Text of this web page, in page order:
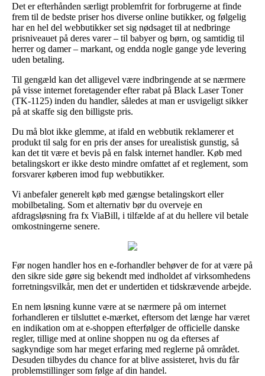
Det er efterhånden særligt problemfrit for forbrugerne at finde
frem til de bedste priser hos diverse online butikker, og følgelig
har en hel del webbutikker set sig nødsaget til at nedbringe
prisniveauet på deres varer – til babyer og børn, og samtidig til
herrer og damer – markant, og endda nogle gange yde levering
uden betaling.
Til gengæld kan det alligevel være indbringende at se nærmere
på visse internet foretagender efter rabat på Black Laser Toner
(TK-1125) inden du handler, således at man er usvigeligt sikker
på at skaffe sig den billigste pris.
Du må blot ikke glemme, at ifald en webbutik reklamerer et
produkt til salg for en pris der anses for urealistisk gunstig, så
kan det tit være et bevis på en falsk internet handler. Køb med
betalingskort er ikke desto mindre omfattet af et reglement, som
forsvarer køberen imod fup webbutikker.
Vi anbefaler generelt køb med gængse betalingskort eller
mobilbetaling. Som et alternativ bør du overveje en
afdragsløsning fra fx ViaBill, i tilfælde af at du hellere vil betale
omkostningerne senere.
Før nogen handler hos en e-forhandler behøver de for at være på
den sikre side gøre sig bekendt med indholdet af virksomhedens
forretningsvilkår, men det er undertiden et tidskrævende arbejde.
En nem løsning kunne være at se nærmere på om internet
forhandleren er tilsluttet e-mærket, eftersom det længe har været
en indikation om at e-shoppen efterfølger de officielle danske
regler, tillige med at online shoppen nu og da efterses af
sagkyndige som har meget erfaring med reglerne på området.
Desuden tilbydes du chance for at blive assisteret, hvis du får
problemstillinger som følge af din handel.